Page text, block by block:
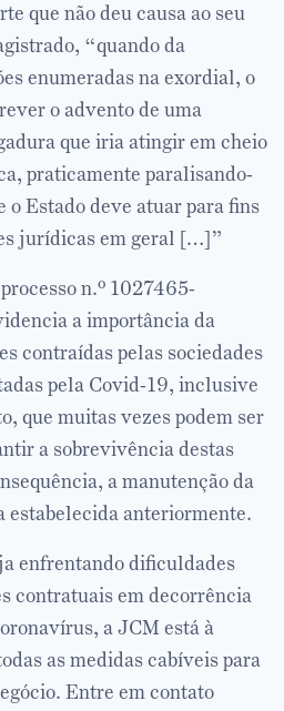
que não deu causa ao seu
“quando da
enumeradas na exordial, o
o advento de uma
que iria atingir em cheio
praticamente paralisando-
o Estado deve atuar para fins
jurídicas em geral […]”
n.º 1027465-
a importância da
contraídas pelas sociedades
pela Covid-19, inclusive
que muitas vezes podem ser
a sobrevivência destas
a manutenção da
anteriormente.
enfrentando dificuldades
contratuais em decorrência
a JCM está à
as medidas cabíveis para
Entre em contato